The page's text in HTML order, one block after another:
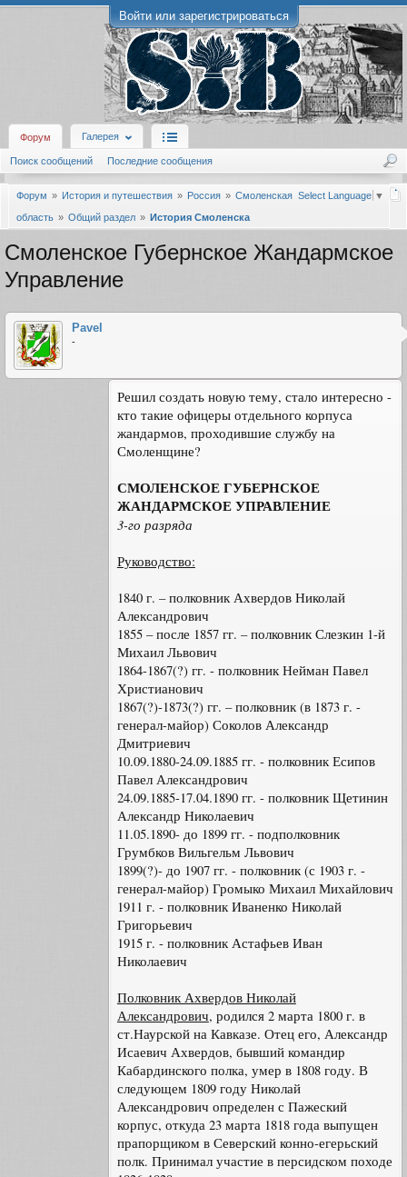
Войти или зарегистрироваться
Форум Галерея
Поиск сообщений Последние сообщения
Select Language ▼
Форум История и путешествия Россия
Смоленская
область
Общий раздел История Смоленска
Смоленское Губернское Жандармское
Управление
Pavel
-
Решил создать новую тему, стало интересно -
кто такие офицеры отдельного корпуса
жандармов, проходившие службу на
Смоленщине?
СМОЛЕНСКОЕ ГУБЕРНСКОЕ
ЖАНДАРМСКОЕ УПРАВЛЕНИЕ
3-го разряда
Руководство:
1840 г. – полковник Ахвердов Николай
Александрович
1855 – после 1857 гг. – полковник Слезкин 1-й
Михаил Львович
1864-1867(?) гг. - полковник Нейман Павел
Христианович
1867(?)-1873(?) гг. – полковник (в 1873 г. -
генерал-майор) Соколов Александр
Дмитриевич
10.09.1880-24.09.1885 гг. - полковник Есипов
Павел Александрович
24.09.1885-17.04.1890 гг. - полковник Щетинин
Александр Николаевич
11.05.1890- до 1899 гг. - подполковник
Грумбков Вильгельм Львович
1899(?)- до 1907 гг. - полковник (с 1903 г. -
генерал-майор) Громыко Михаил Михайлович
1911 г. - полковник Иваненко Николай
Григорьевич
1915 г. - полковник Астафьев Иван
Николаевич
Полковник Ахвердов Николай
Александрович, родился 2 марта 1800 г. в
ст.Наурской на Кавказе. Отец его, Александр
Исаевич Ахвердов, бывший командир
Кабардинского полка, умер в 1808 году. В
следующем 1809 году Николай
Александрович определен с Пажеский
корпус, откуда 23 марта 1818 года выпущен
прапорщиком в Северский конно-егерьский
полк. Принимал участие в персидском походе